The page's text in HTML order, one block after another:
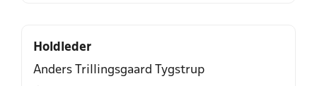
Holdleder
Anders Trillingsgaard Tygstrup